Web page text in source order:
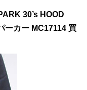
30’s HOOD
ーカー MC17114 買